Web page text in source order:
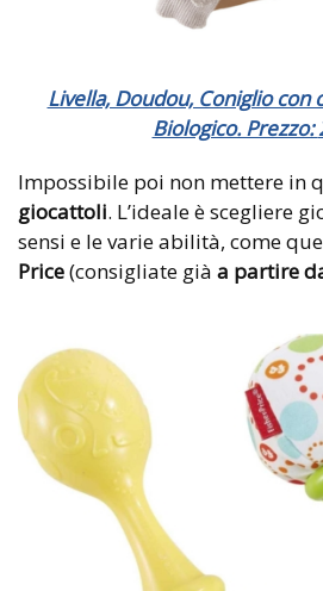
Livella, Doudou, Coniglio con
Biologico. Prezzo:
Impossibile poi non mettere in
giocattoli. L’ideale è scegliere
sensi e le varie abilità, come
Price(consigliate già a partire